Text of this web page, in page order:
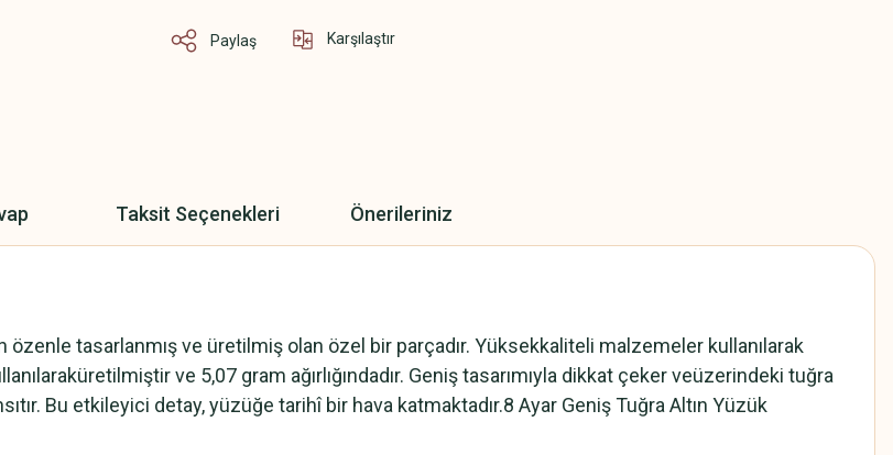
Paylaş Karşılaştır
Taksit Seçenekleri Önerileriniz
özenle tasarlanmış ve üretilmiş olan özel bir parçadır. Yüksekkaliteli malzemeler kullanılarak
ve 5,07 gram ağırlığındadır. Geniş tasarımıyla dikkat çeker veüzerindeki tuğra
Bu etkileyici detay, yüzüğe tarihî bir hava katmaktadır.8 Ayar Geniş Tuğra Altın Yüzük